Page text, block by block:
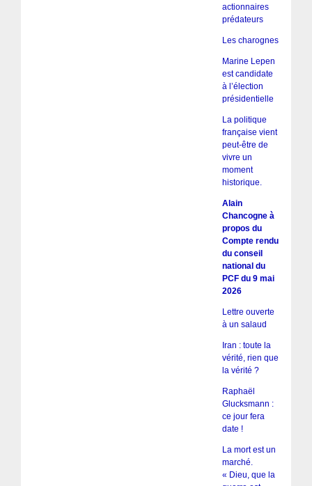
actionnaires
prédateurs
Les charognes
Marine Lepen
est candidate
à l’élection
présidentielle
La politique
française vient
peut-être de
vivre un
moment
historique.
Alain
Chancogne à
propos du
Compte rendu
du conseil
national du
PCF du 9 mai
2026
Lettre ouverte
à un salaud
Iran : toute la
vérité, rien que
la vérité ?
Raphaël
Glucksmann :
ce jour fera
date !
La mort est un
marché.
« Dieu, que la